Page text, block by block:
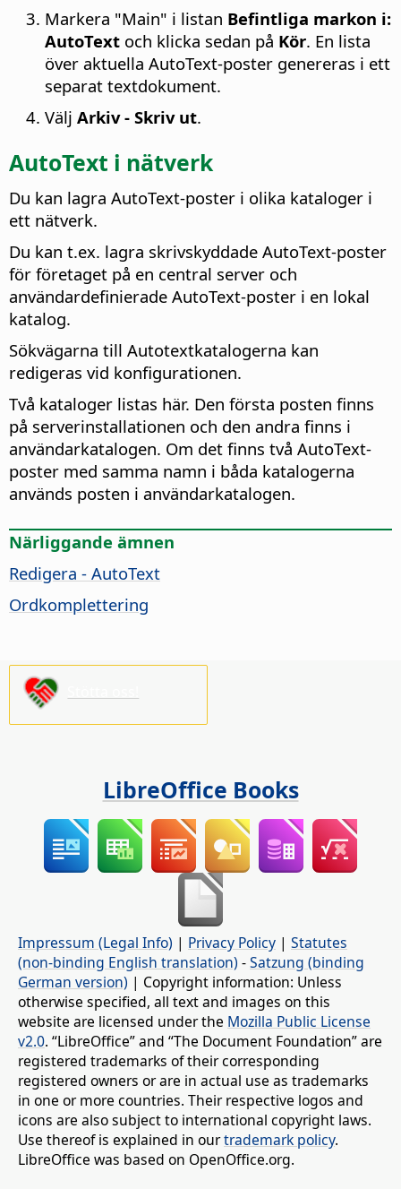
Markera "Main" i listan Befintliga markon i:
AutoText och klicka sedan på Kör. En lista
över aktuella AutoText-poster genereras i ett
separat textdokument.
Välj Arkiv - Skriv ut.
AutoText i nätverk
Du kan lagra AutoText-poster i olika kataloger i
ett nätverk.
Du kan t.ex. lagra skrivskyddade AutoText-poster
för företaget på en central server och
användardefinierade AutoText-poster i en lokal
katalog.
Sökvägarna till Autotextkatalogerna kan
redigeras vid konfigurationen.
Två kataloger listas här. Den första posten finns
på serverinstallationen och den andra finns i
användarkatalogen. Om det finns två AutoText-
poster med samma namn i båda katalogerna
används posten i användarkatalogen.
Närliggande ämnen
Redigera - AutoText
Ordkomplettering
LibreOffice Books
Impressum (Legal Info) | Privacy Policy | Statutes
(non-binding English translation) -Satzung (binding
German version) | Copyright information: Unless
otherwise specified, all text and images on this
website are licensed under the Mozilla Public License
v2.0. “LibreOffice” and “The Document Foundation” are
registered trademarks of their corresponding
registered owners or are in actual use as trademarks
in one or more countries. Their respective logos and
icons are also subject to international copyright laws.
Use thereof is explained in ourtrademark policy.
LibreOffice was based on OpenOffice.org.